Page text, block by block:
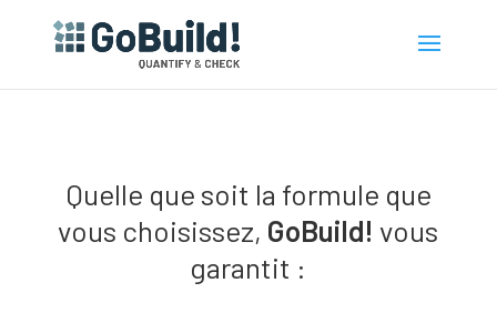
Quelle que soit la formule que
vous choisissez, GoBuild! vous
garantit :